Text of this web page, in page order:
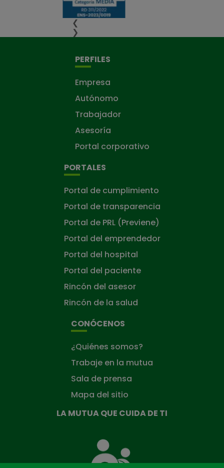
❮
❯
PERFILES
Empresa
Autónomo
Trabajador
Asesoría
Portal corporativo
PORTALES
Portal de cumplimiento
Portal de transparencia
Portal de PRL (Previene)
Portal del emprendedor
Portal del hospital
Portal del paciente
Rincón del asesor
Rincón de la salud
CONÓCENOS
¿Quiénes somos?
Trabaje en la mutua
Sala de prensa
Mapa del sitio
LA MUTUA QUE CUIDA DE TI
Mutua
que